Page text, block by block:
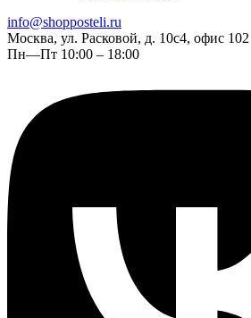
info@shopposteli.ru
Москва, ул. Расковой, д. 10с4, офис 102
Пн—Пт 10:00 – 18:00